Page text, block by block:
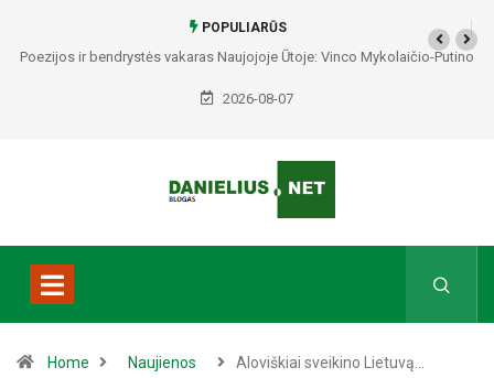
POPULIARŪS
Poezijos ir bendrystės vakaras Naujojoje Ūtoje: Vinco Mykolaičio-Putino
tėviškėje skambės eilės, dainos ir arbatos puodelių šiluma
2026-08-07
Home Naujienos Aloviškiai sveikino Lietuvą…